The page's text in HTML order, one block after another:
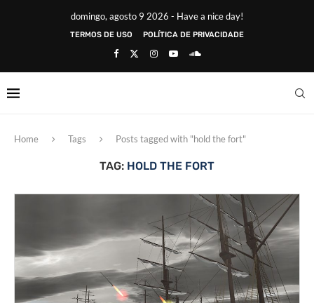
domingo, agosto 9 2026 - Have a nice day!
TERMOS DE USO POLÍTICA DE PRIVACIDADE
Home Tags Posts tagged with "hold the fort"
TAG: HOLD THE FORT